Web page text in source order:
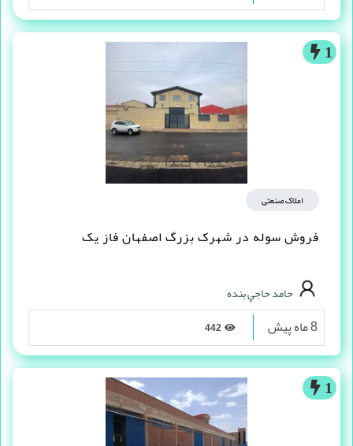
1
املاک صنعتی
فروش سوله در شهرک بزرگ اصفهان فاز یک
حامد حاجي بنده
8 ماه پیش
1